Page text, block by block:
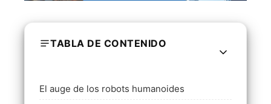
TABLA DE CONTENIDO
El auge de los robots humanoides